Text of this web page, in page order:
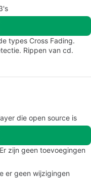
types Cross Fading.
Rippen van cd.
die open source is
zijn geen toevoegingen
er geen wijzigingen